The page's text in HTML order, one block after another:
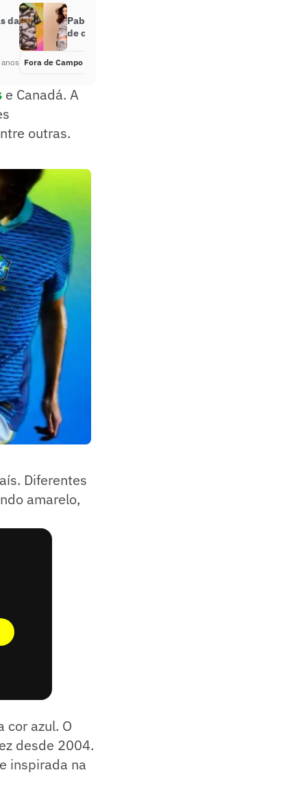
da
Pabllo Vittar desenha nova coleção
de camisas da MLS; confira
Fora de Campo
e Canadá. A
outras.
Diferentes
amarelo,
cor azul. O
desde 2004.
inspirada na